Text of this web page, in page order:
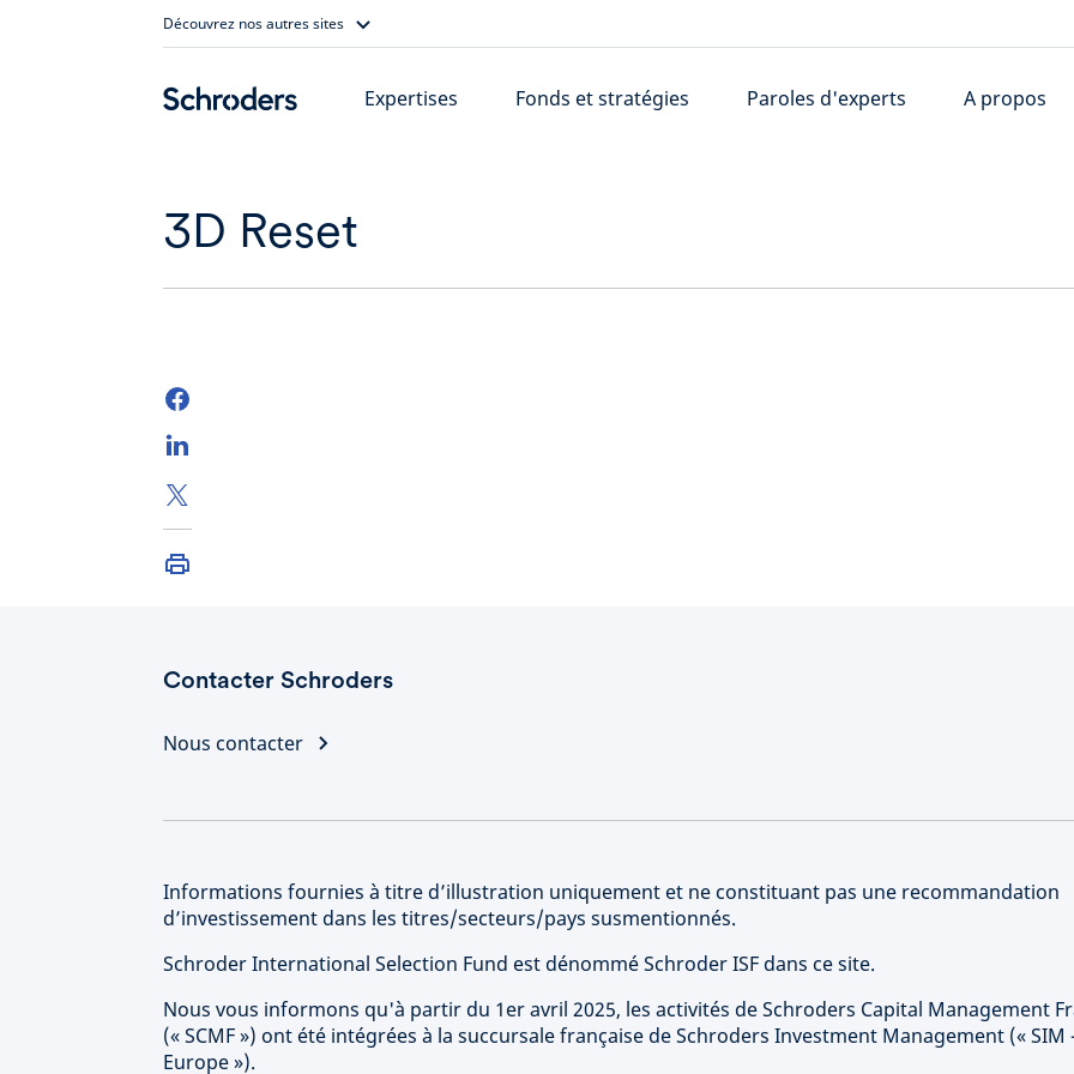
Découvrez nos autres sites
Expertises Fonds et stratégies Paroles d'experts A propos
3D Reset
Contacter Schroders
Nous contacter
Informations fournies à titre d’illustration uniquement et ne constituant pas une recommandation
d’investissement dans les titres/secteurs/pays susmentionnés.
Schroder International Selection Fund est dénommé Schroder ISF dans ce site.
Nous vous informons qu'à partir du 1er avril 2025, les activités de Schroders Capital Management
(« SCMF ») ont été intégrées à la succursale française de Schroders Investment Management (« SIM
Europe »).